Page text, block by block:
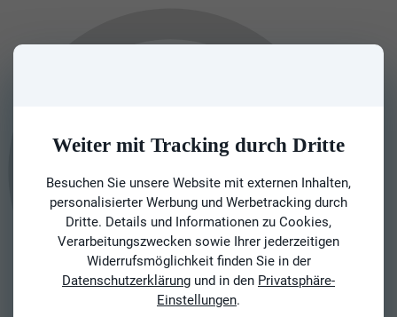
Weiter mit Tracking durch Dritte
Besuchen Sie unsere Website mit externen Inhalten,
personalisierter Werbung und Werbetracking durch
Dritte. Details und Informationen zu Cookies,
Verarbeitungszwecken sowie Ihrer jederzeitigen
Widerrufsmöglichkeit finden Sie in der
Datenschutzerklärung und in den Privatsphäre-
Einstellungen.